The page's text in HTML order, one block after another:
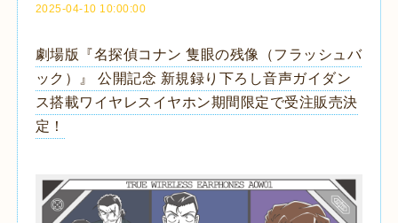
2025-04-10 10:00:00
劇場版『名探偵コナン 隻眼の残像（フラッシュバ
ック）』 公開記念 新規録り下ろし音声ガイダン
ス搭載ワイヤレスイヤホン期間限定で受注販売決
定！